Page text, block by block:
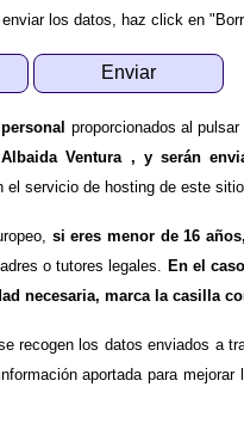
los datos, haz click en
proporcionados al
Ventura , y serán
el servicio de hosting de este sitio
si eres menor de 16
o tutores legales.
En el
necesaria, marca la casilla
recogen los datos enviados a
aportada para